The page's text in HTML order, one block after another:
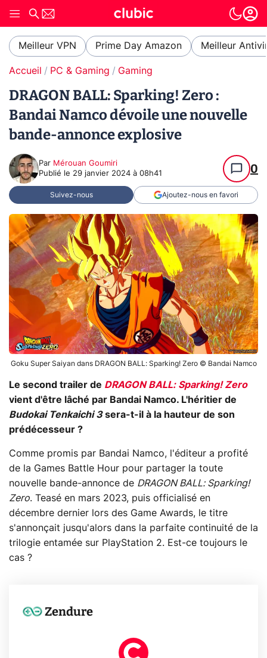
Meilleur VPN Prime Day Amazon Meilleur
Accueil PC & Gaming Gaming
DRAGON BALL: Sparking! Zero :
Bandai Namco dévoile une nouvelle
bande-annonce explosive
Par Mérouan Goumiri
Publié le 29 janvier 2024 à 08h41 0
Suivez-nous Ajoutez-nous en favori
Goku Super Saiyan dans DRAGON BALL: Sparking! Zero © Bandai Namco
Le second trailer de DRAGON BALL: Sparking! Zero
vient d'être lâché par Bandai Namco. L'héritier de
Budokai Tenkaichi 3sera-t-il à la hauteur de son
prédécesseur ?
Comme promis par Bandai Namco, l'éditeur a profité
de la Games Battle Hour pour partager la toute
nouvelle bande-annonce de DRAGON BALL: Sparking!
Zero. Teasé en mars 2023, puis officialisé en
décembre dernier lors des Game Awards, le titre
s'annonçait jusqu'alors dans la parfaite continuité de la
trilogie entamée sur PlayStation 2. Est-ce toujours le
cas ?
Zendure